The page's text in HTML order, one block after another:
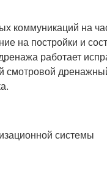
на
на постройки и
работает
смотровой
системы